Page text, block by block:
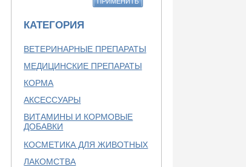
КАТЕГОРИЯ
ВЕТЕРИНАРНЫЕ ПРЕПАРАТЫ
МЕДИЦИНСКИЕ ПРЕПАРАТЫ
КОРМА
АКСЕССУАРЫ
ВИТАМИНЫ И КОРМОВЫЕ
ДОБАВКИ
КОСМЕТИКА ДЛЯ ЖИВОТНЫХ
ЛАКОМСТВА